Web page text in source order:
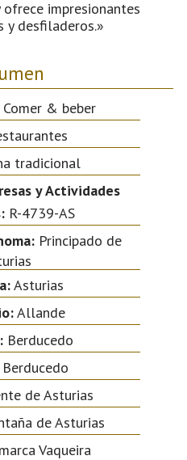
impresionantes
y desfiladeros.»
Comer & beber
tradicional
y Actividades
R-4739-AS
Principado de
Asturias
Allande
Berducedo
de Asturias
de Asturias
Vaqueira